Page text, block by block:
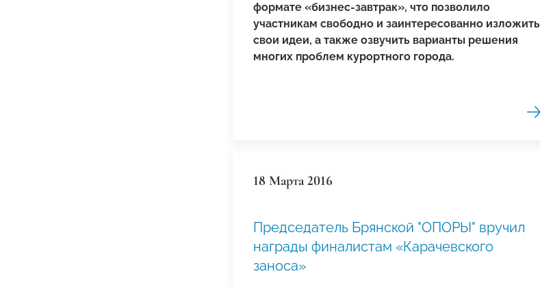
формате «бизнес-завтрак», что позволило
участникам свободно и заинтересованно изложить
свои идеи, а также озвучить варианты решения
многих проблем курортного города.
18 Марта 2016
Председатель Брянской "ОПОРЫ" вручил
награды финалистам «Карачевского
заноса»